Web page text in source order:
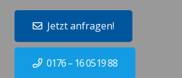
Jetzt anfragen!
0176 – 16 0519 88